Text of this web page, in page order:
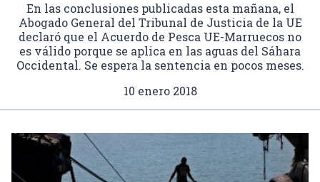
En las conclusiones publicadas esta mañana, el
Abogado General del Tribunal de Justicia de la UE
declaró que el Acuerdo de Pesca UE-Marruecos no
es válido porque se aplica en las aguas del Sáhara
Occidental. Se espera la sentencia en pocos meses.
10 enero 2018